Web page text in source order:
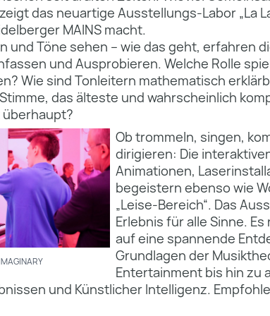
das neuartige Ausstellungs-Labor „La
MAINS macht.
und Töne sehen – wie das geht, erfahren
und Ausprobieren. Welche Rolle
Wie sind Tonleitern mathematisch
das älteste und wahrscheinlich
Ob trommeln, singen,
dirigieren: Die
Animationen,
begeistern ebenso wie
„Leise-Bereich“. Das
Erlebnis für alle Sinne.
auf eine spannende
Grundlagen der
Entertainment bis hin zu
und Künstlicher Intelligenz.